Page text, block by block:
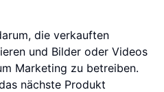
die verkauften
und Bilder oder Videos
Marketing zu betreiben.
nächste Produkt